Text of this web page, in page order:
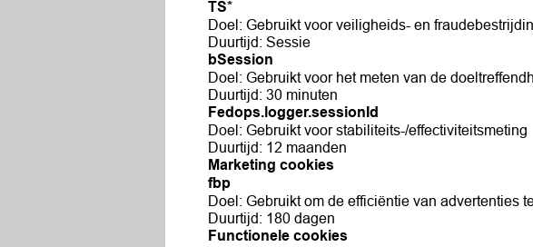
TS*
Doel: Gebruikt voor veiligheids- en
Duurtijd: Sessie
bSession
Doel: Gebruikt voor het meten van de
Duurtijd: 30 minuten
Fedops.logger.sessionId
Doel: Gebruikt voor stabiliteits-/effectiviteitsmeting
Duurtijd: 12 maanden
Marketing cookies
fbp
Doel: Gebruikt om de efficiëntie van advertenties
Duurtijd: 180 dagen
Functionele cookies